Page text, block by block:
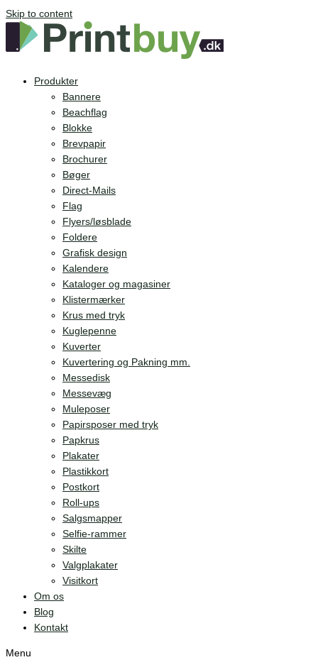
Skip to content
Produkter
Bannere
Beachflag
Blokke
Brevpapir
Brochurer
Bøger
Direct-Mails
Flag
Flyers/løsblade
Foldere
Grafisk design
Kalendere
Kataloger og magasiner
Klistermærker
Krus med tryk
Kuglepenne
Kuverter
Kuvertering og Pakning mm.
Messedisk
Messevæg
Muleposer
Papirsposer med tryk
Papkrus
Plakater
Plastikkort
Postkort
Roll-ups
Salgsmapper
Selfie-rammer
Skilte
Valgplakater
Visitkort
Om os
Blog
Kontakt
Menu